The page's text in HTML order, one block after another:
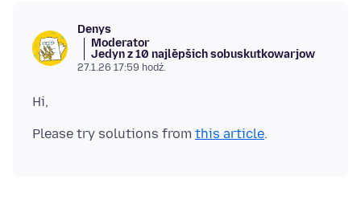
Denys
Moderator
Jedyn z 10 najlěpšich sobuskutkowarjow
27.1.26 17:59 hodź.
Please try solutions from this article